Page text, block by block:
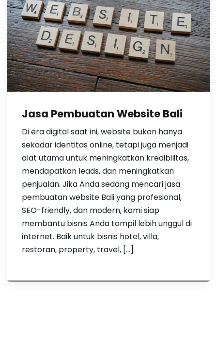
Jasa Pembuatan Website Bali
Di era digital saat ini, website bukan hanya
sekadar identitas online, tetapi juga menjadi
alat utama untuk meningkatkan kredibilitas,
mendapatkan leads, dan meningkatkan
penjualan. Jika Anda sedang mencari jasa
pembuatan website Bali yang profesional,
SEO-friendly, dan modern, kami siap
membantu bisnis Anda tampil lebih unggul di
internet. Baik untuk bisnis hotel, villa,
restoran, property, travel, […]